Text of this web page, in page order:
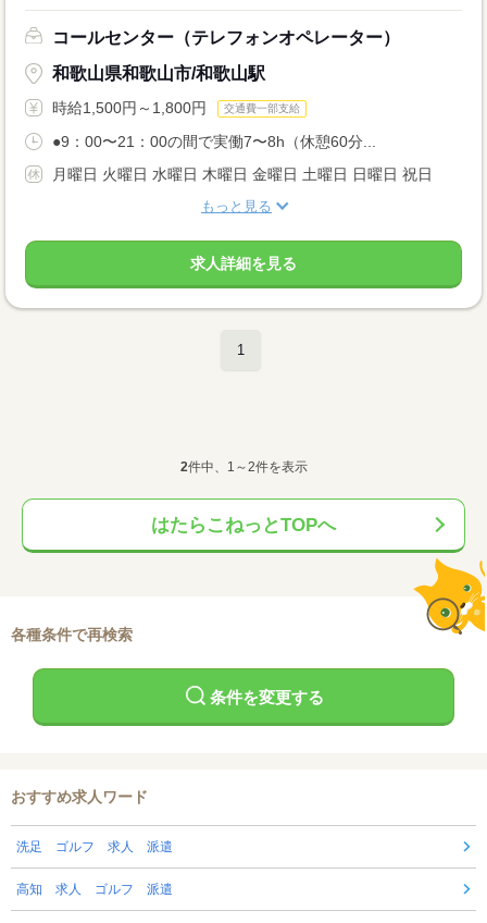
コールセンター（テレフォンオペレーター）
和歌山県和歌山市/和歌山駅
時給1,500円～1,800円 交通費一部支給
●9：00〜21：00の間で実働7〜8h（休憩60分...
月曜日 火曜日 水曜日 木曜日 金曜日 土曜日 日曜日 祝日
もっと見る
求人詳細を見る
1
2件中、1～2件を表示
はたらこねっとTOPへ
各種条件で再検索
条件を変更する
おすすめ求人ワード
洗足 ゴルフ 求人 派遣
高知 求人 ゴルフ 派遣